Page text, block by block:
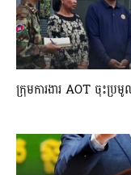
ក្រុមការងារ AOT ចុះប្